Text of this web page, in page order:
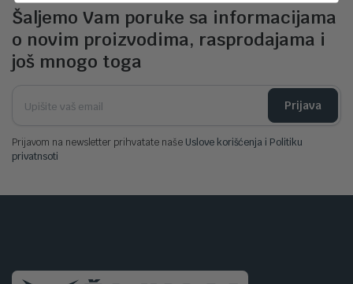
Šaljemo Vam poruke sa informacijama
o novim proizvodima, rasprodajama i
još mnogo toga
Prijava
Prijavom na newsletter prihvatate naše Uslove korišćenja i Politiku
privatnsoti